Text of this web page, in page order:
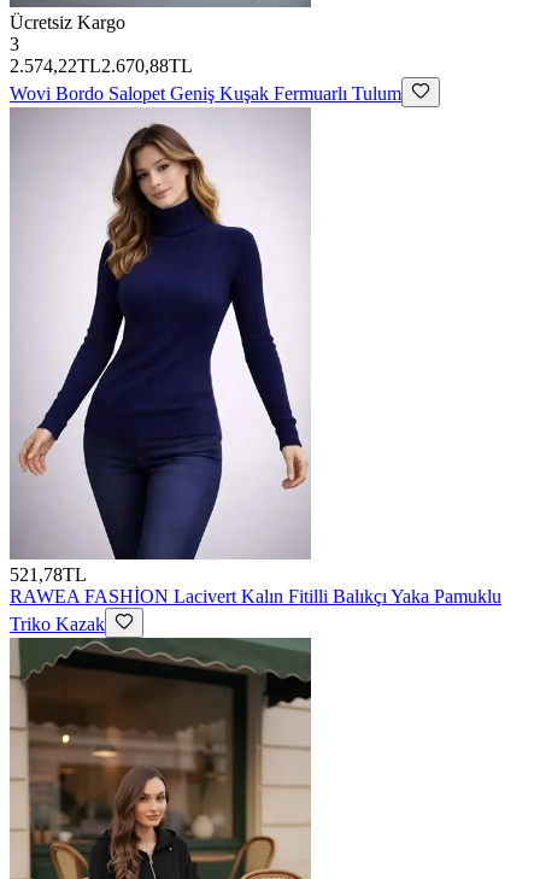
Ücretsiz Kargo
3
2.574,22TL2.670,88TL
Wovi Bordo Salopet Geniş Kuşak Fermuarlı Tulum
521,78TL
RAWEA FASHİON Lacivert Kalın Fitilli Balıkçı Yaka Pamuklu
Triko Kazak